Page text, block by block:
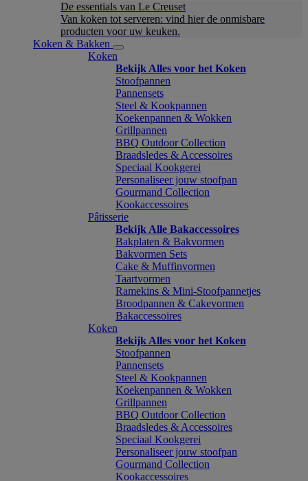
De essentials van Le Creuset
Van koken tot serveren: vind hier de onmisbare
producten voor uw keuken.
Koken & Bakken
Koken
Bekijk Alles voor het Koken
Stoofpannen
Pannensets
Steel & Kookpannen
Koekenpannen & Wokken
Grillpannen
BBQ Outdoor Collection
Braadsledes & Accessoires
Speciaal Kookgerei
Personaliseer jouw stoofpan
Gourmand Collection
Kookaccessoires
Pâtisserie
Bekijk Alle Bakaccessoires
Bakplaten & Bakvormen
Bakvormen Sets
Cake & Muffinvormen
Taartvormen
Ramekins & Mini-Stoofpannetjes
Broodpannen & Cakevormen
Bakaccessoires
Koken
Bekijk Alles voor het Koken
Stoofpannen
Pannensets
Steel & Kookpannen
Koekenpannen & Wokken
Grillpannen
BBQ Outdoor Collection
Braadsledes & Accessoires
Speciaal Kookgerei
Personaliseer jouw stoofpan
Gourmand Collection
Kookaccessoires